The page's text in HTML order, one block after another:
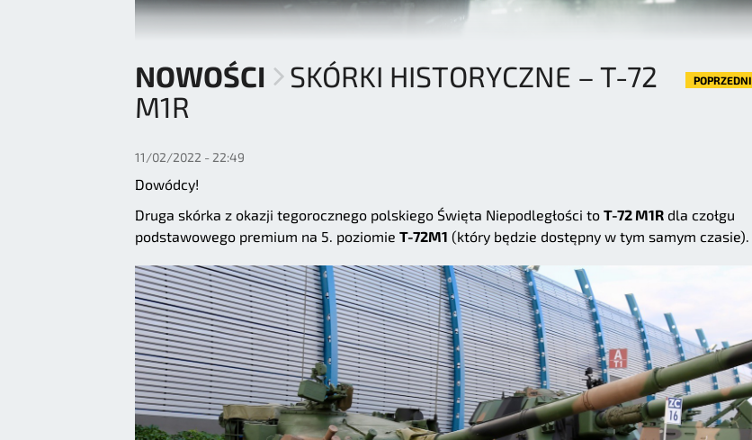
NOWOŚCI
SKÓRKI HISTORYCZNE – T-72
M1R
POPRZEDNI
11/02/2022 - 22:49
Dowódcy!
Druga skórka z okazji tegorocznego polskiego Święta Niepodległości to T-72 M1R dla czołgu
podstawowego premium na 5. poziomie T-72M1 (który będzie dostępny w tym samym czasie).